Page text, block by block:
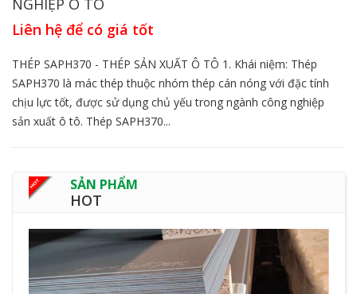
Liên hệ để có giá tốt
THÉP SAPH370 - THÉP SẢN XUẤT Ô TÔ 1. Khái niệm: Thép
SAPH370 là mác thép thuộc nhóm thép cán nóng với đặc tính
chịu lực tốt, được sử dụng chủ yếu trong ngành công nghiệp
sản xuất ô tô. Thép SAPH370...
SẢN PHẨM
HOT